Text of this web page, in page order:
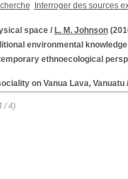
Interroger des sources
space/ L. M. Johnson
environmental knowledge
ethnoecological
on Vanua Lava, Vanuatu/
/ 4)